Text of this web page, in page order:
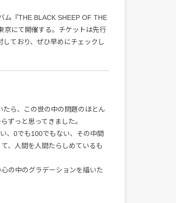
ム『THE BLACK SHEEP OF THE
京にて開催する。チケットは先行
ており、ぜひ早めにチェックし
ら、この世の中の問題のほとん
ずっと思ってきました。
、0でも100でもない、その中間
、人間を人間たらしめているも
の中のグラデーションを描いた